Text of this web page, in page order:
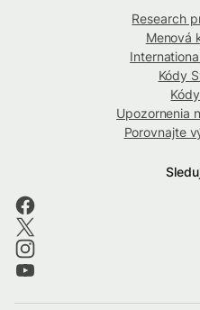
Research
Menová
Kódy
Upozornenia
Porovnajte